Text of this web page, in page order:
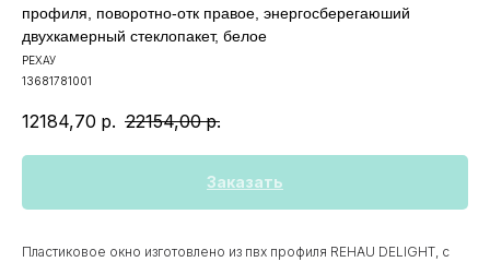
профиля, поворотно-отк правое, энергосберегаюший
двухкамерный стеклопакет, белое
РЕХАУ
13681781001
12184,70 р. 22154,00 р.
Заказать
Пластиковое окно изготовлено из пвх профиля REHAU DELIGHT, с